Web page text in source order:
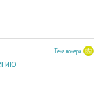
Тема номера